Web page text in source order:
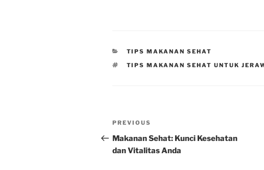
CATEGORIES
TIPS MAKANAN SEHAT
TAGS
TIPS MAKANAN SEHAT UNTUK
Post
navigation
Previous
Post
PREVIOUS
Makanan Sehat: Kunci Kesehatan
dan Vitalitas Anda